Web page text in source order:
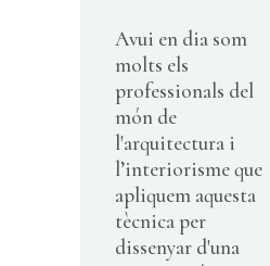
Avui en dia som
molts els
professionals del
món de
l'arquitectura i
l’interiorisme que
apliquem aquesta
tècnica per
dissenyar d'una